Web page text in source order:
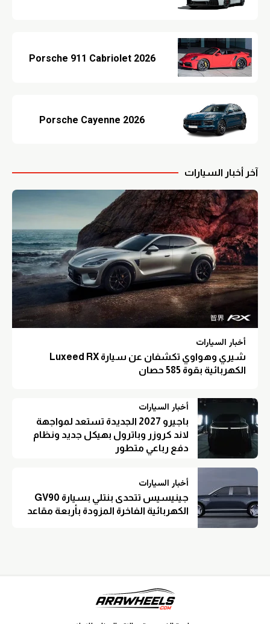
Porsche 911 Cabriolet 2026
Porsche Cayenne 2026
آخر أخبار السيارات
أخبار السيارات
شيري وهواوي تكشفان عن سيارة Luxeed RX
الكهربائية بقوة 585 حصان
أخبار السيارات
باجيرو 2027 الجديدة تستعد لمواجهة
لاند كروزر وباترول بهيكل جديد ونظام
دفع رباعي متطور
أخبار السيارات
جينيسيس تتحدى بنتلي بسيارة GV90
الكهربائية الفاخرة المزودة بأربعة مقاعد